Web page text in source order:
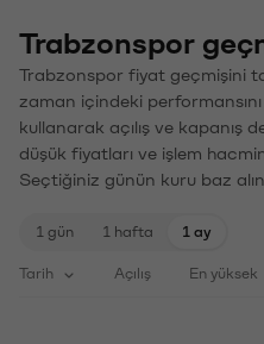
Trabzonspor
Trabzonspor fiyat geçmişini
zaman içindeki
kullanarak açılış ve kapanış
düşük fiyatları ve işlem
Seçtiğiniz günün kuru baz
1 gün 1 hafta 1 ay
Tarih Açılış En yüksek